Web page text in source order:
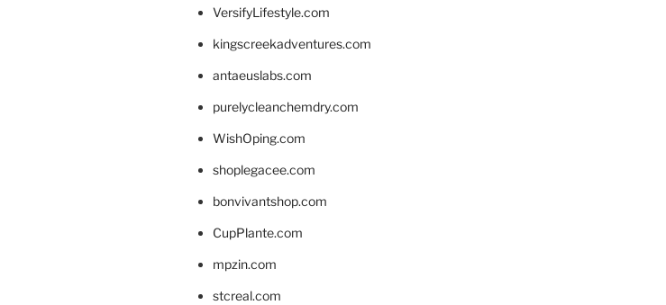
VersifyLifestyle.com
kingscreekadventures.com
antaeuslabs.com
purelycleanchemdry.com
WishOping.com
shoplegacee.com
bonvivantshop.com
CupPlante.com
mpzin.com
stcreal.com